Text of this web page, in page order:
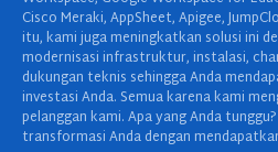
Cisco Meraki, AppSheet, Apigee,
itu, kami juga meningkatkan solusi ini
modernisasi infrastruktur, instalasi,
dukungan teknis sehingga Anda
investasi Anda. Semua karena kami
pelanggan kami. Apa yang Anda
transformasi Anda dengan